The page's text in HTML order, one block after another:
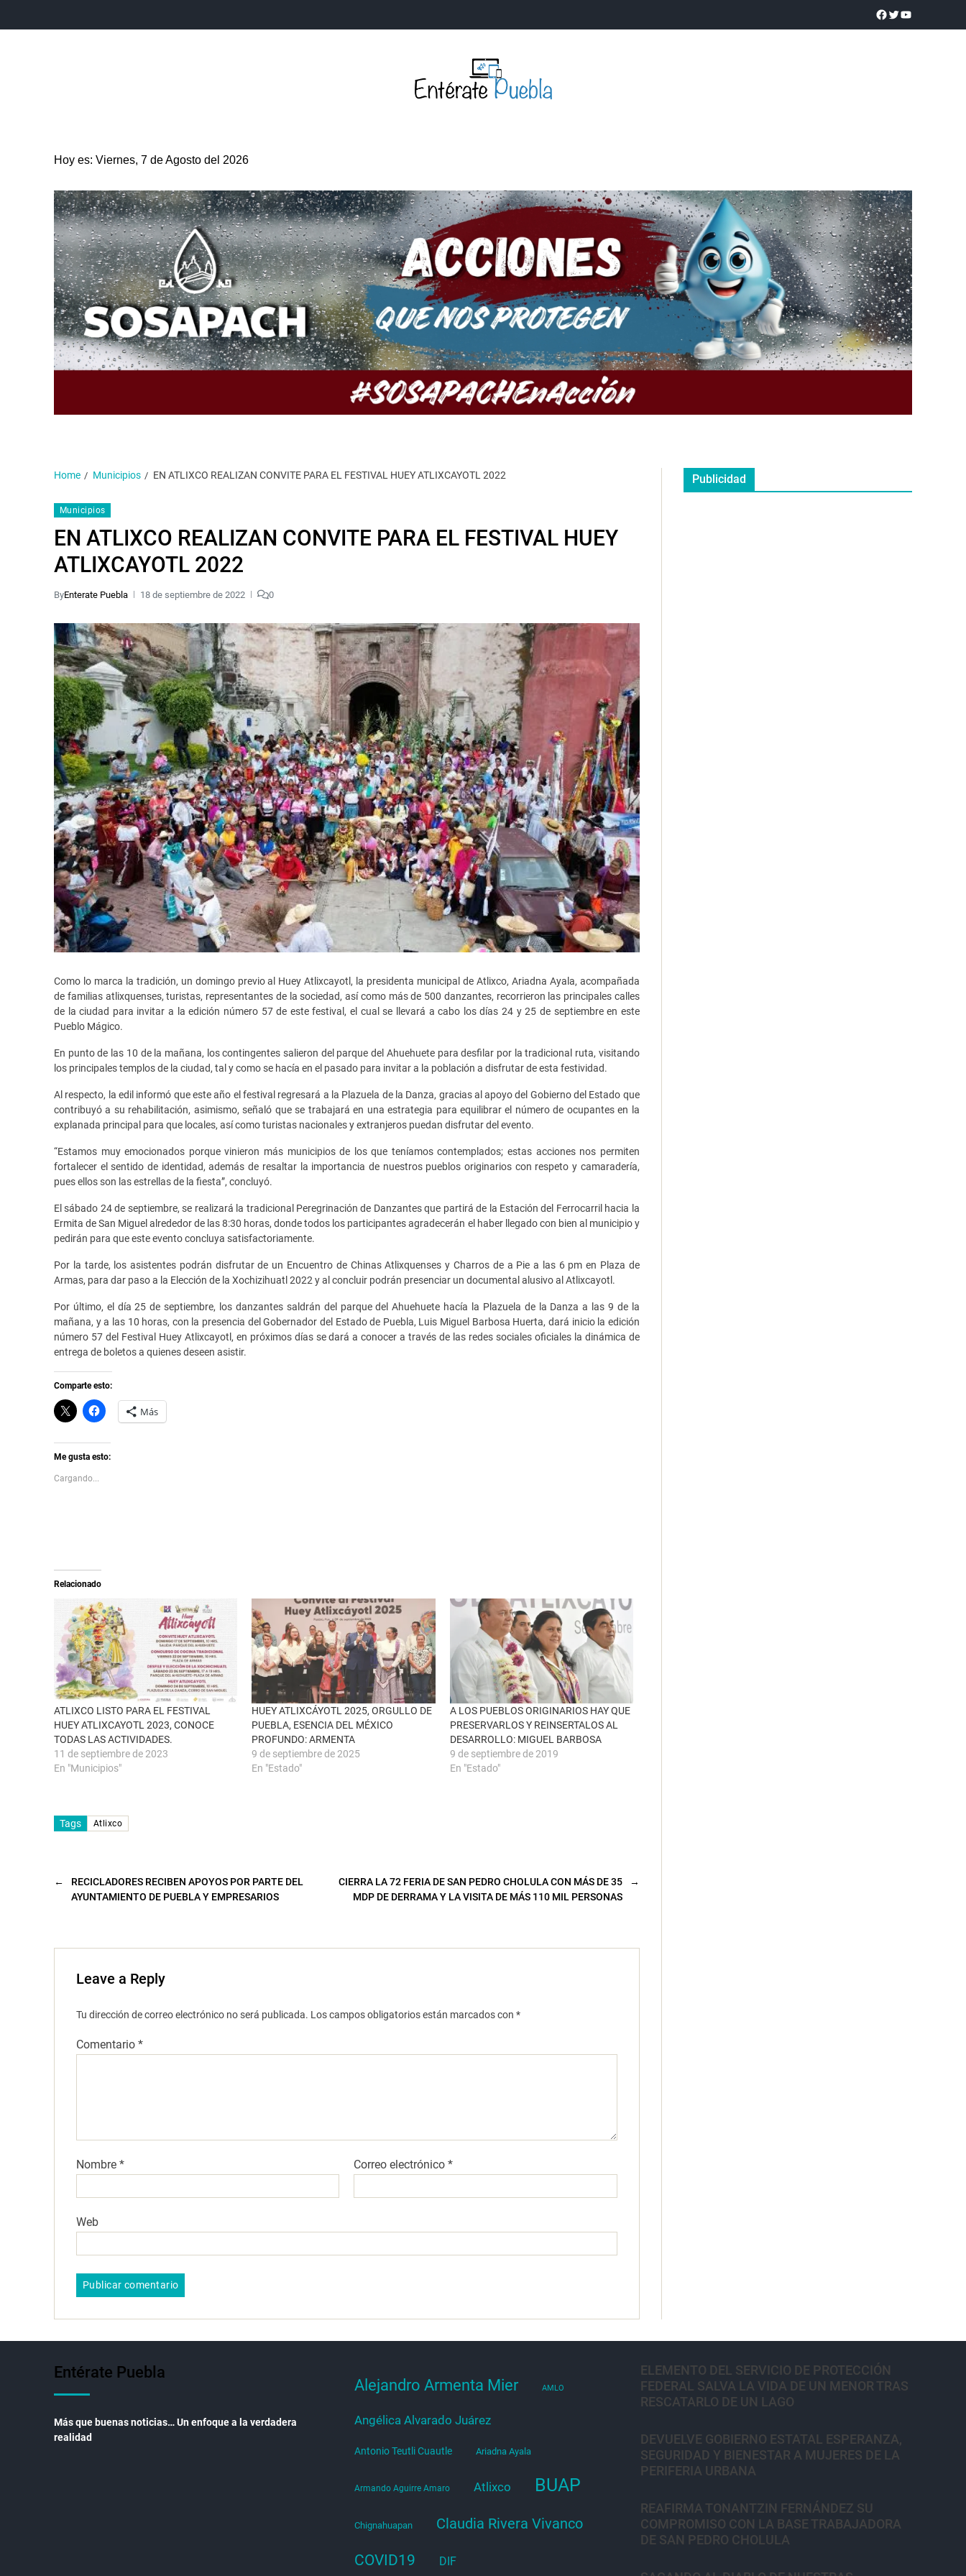
ENTRETENIMIENTO SALUD DEPORTES CIENCIA Y TECNOLOGÍA OPINIÓN SOCIEDAD ANUNCIOS
Hoy es: Viernes, 7 de Agosto del 2026
Home Municipios EN ATLIXCO REALIZAN CONVITE PARA EL FESTIVAL HUEY ATLIXCAYOTL 2022
Municipios
EN ATLIXCO REALIZAN CONVITE PARA EL FESTIVAL HUEY
ATLIXCAYOTL 2022
ByEnterate Puebla 18 de septiembre de 2022 0
Como lo marca la tradición, un domingo previo al Huey Atlixcayotl, la presidenta municipal de Atlixco, Ariadna Ayala, acompañada
de familias atlixquenses, turistas, representantes de la sociedad, así como más de 500 danzantes, recorrieron las principales calles
de la ciudad para invitar a la edición número 57 de este festival, el cual se llevará a cabo los días 24 y 25 de septiembre en este
Pueblo Mágico.
En punto de las 10 de la mañana, los contingentes salieron del parque del Ahuehuete para desfilar por la tradicional ruta, visitando
los principales templos de la ciudad, tal y como se hacía en el pasado para invitar a la población a disfrutar de esta festividad.
Al respecto, la edil informó que este año el festival regresará a la Plazuela de la Danza, gracias al apoyo del Gobierno del Estado que
contribuyó a su rehabilitación, asimismo, señaló que se trabajará en una estrategia para equilibrar el número de ocupantes en la
explanada principal para que locales, así como turistas nacionales y extranjeros puedan disfrutar del evento.
“Estamos muy emocionados porque vinieron más municipios de los que teníamos contemplados; estas acciones nos permiten
fortalecer el sentido de identidad, además de resaltar la importancia de nuestros pueblos originarios con respeto y camaradería,
pues ellos son las estrellas de la fiesta”, concluyó.
El sábado 24 de septiembre, se realizará la tradicional Peregrinación de Danzantes que partirá de la Estación del Ferrocarril hacia la
Ermita de San Miguel alrededor de las 8:30 horas, donde todos los participantes agradecerán el haber llegado con bien al municipio y
pedirán para que este evento concluya satisfactoriamente.
Por la tarde, los asistentes podrán disfrutar de un Encuentro de Chinas Atlixquenses y Charros de a Pie a las 6 pm en Plaza de
Armas, para dar paso a la Elección de la Xochizihuatl 2022 y al concluir podrán presenciar un documental alusivo al Atlixcayotl.
Por último, el día 25 de septiembre, los danzantes saldrán del parque del Ahuehuete hacía la Plazuela de la Danza a las 9 de la
mañana, y a las 10 horas, con la presencia del Gobernador del Estado de Puebla, Luis Miguel Barbosa Huerta, dará inicio la edición
número 57 del Festival Huey Atlixcayotl, en próximos días se dará a conocer a través de las redes sociales oficiales la dinámica de
entrega de boletos a quienes deseen asistir.
Comparte esto:
C
l
k
t
o
s
h
e
a
b
e
e
n
u
n
a
v
e
n
t
a
n
a
n
u
e
v
a
)
H
a
l
i
t
r
n
F
a
c
e
b
o
o
k
(
S
e
a
b
r
e
e
n
u
n
t
u
e
v
a
Más
Me gusta esto:
Cargando...
Relacionado
ATLIXCO LISTO PARA EL FESTIVAL
HUEY ATLIXCAYOTL 2023, CONOCE
TODAS LAS ACTIVIDADES.
11 de septiembre de 2023
En "Municipios"
HUEY ATLIXCÁYOTL 2025, ORGULLO DE
PUEBLA, ESENCIA DEL MÉXICO
PROFUNDO: ARMENTA
9 de septiembre de 2025
En "Estado"
A LOS PUEBLOS ORIGINARIOS HAY QUE
PRESERVARLOS Y REINSERTALOS AL
DESARROLLO: MIGUEL BARBOSA
9 de septiembre de 2019
En "Estado"
Tags Atlixco
←
RECICLADORES RECIBEN APOYOS POR PARTE DEL
AYUNTAMIENTO DE PUEBLA Y EMPRESARIOS
→
CIERRA LA 72 FERIA DE SAN PEDRO CHOLULA CON MÁS DE 35
MDP DE DERRAMA Y LA VISITA DE MÁS 110 MIL PERSONAS
Leave a Reply
Tu dirección de correo electrónico no será publicada. Los campos obligatorios están marcados con *
Comentario *
Nombre * Correo electrónico*
Web
Publicidad
Entérate Puebla
Más que buenas noticias… Un enfoque a la verdadera
realidad
Alejandro Armenta Mier AMLO
Angélica Alvarado Juárez
Antonio Teutli Cuautle Ariadna Ayala
Armando Aguirre Amaro Atlixco BUAP
Chignahuapan Claudia Rivera Vivanco
COVID19 DIF
ELEMENTO DEL SERVICIO DE PROTECCIÓN
FEDERAL SALVA LA VIDA DE UN MENOR TRAS
RESCATARLO DE UN LAGO
DEVUELVE GOBIERNO ESTATAL ESPERANZA,
SEGURIDAD Y BIENESTAR A MUJERES DE LA
PERIFERIA URBANA
REAFIRMA TONANTZIN FERNÁNDEZ SU
COMPROMISO CON LA BASE TRABAJADORA
DE SAN PEDRO CHOLULA